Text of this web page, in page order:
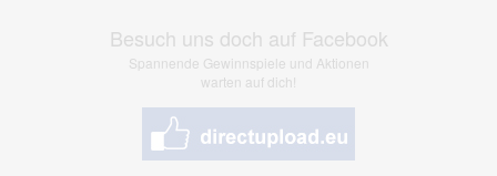
Besuch uns doch auf Facebook
Spannende Gewinnspiele und Aktionen
warten auf dich!